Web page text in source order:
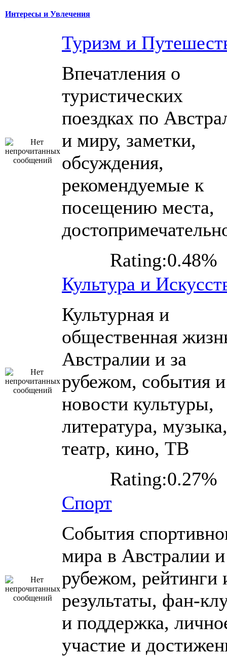
Интересы и Увлечения
Туризм и
Впечатления о
туристических
поездках по
и миру, заметки,
обсуждения,
рекомендуемые к
посещению места,
Rating:0.48%
Культура и
Культурная и
общественная
Австралии и за
рубежом, события и
новости культуры,
литература, музыка,
театр, кино, ТВ
Rating:0.27%
Спорт
События
мира в Австралии и
рубежом, рейтинги
результаты, фан-
и поддержка,
участие и